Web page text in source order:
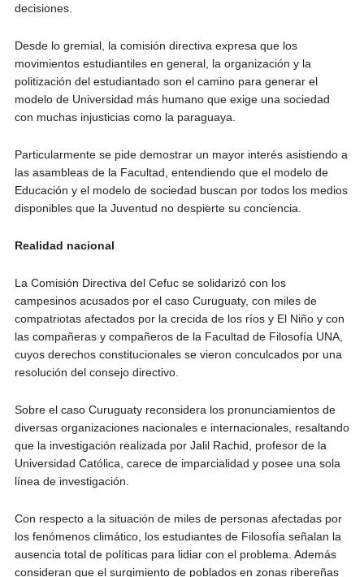
decisiones.
Desde lo gremial, la comisión directiva expresa que los
movimientos estudiantiles en general, la organización y la
politización del estudiantado son el camino para generar el
modelo de Universidad más humano que exige una sociedad
con muchas injusticias como la paraguaya.
Particularmente se pide demostrar un mayor interés asistiendo a
las asambleas de la Facultad, entendiendo que el modelo de
Educación y el modelo de sociedad buscan por todos los medios
disponibles que la Juventud no despierte su conciencia.
Realidad nacional
La Comisión Directiva del Cefuc se solidarizó con los
campesinos acusados por el caso Curuguaty, con miles de
compatriotas afectados por la crecida de los ríos y El Niño y con
las compañeras y compañeros de la Facultad de Filosofía UNA,
cuyos derechos constitucionales se vieron conculcados por una
resolución del consejo directivo.
Sobre el caso Curuguaty reconsidera los pronunciamientos de
diversas organizaciones nacionales e internacionales, resaltando
que la investigación realizada por Jalil Rachid, profesor de la
Universidad Católica, carece de imparcialidad y posee una sola
línea de investigación.
Con respecto a la situación de miles de personas afectadas por
los fenómenos climático, los estudiantes de Filosofía señalan la
ausencia total de políticas para lidiar con el problema. Además
consideran que el surgimiento de poblados en zonas ribereñas